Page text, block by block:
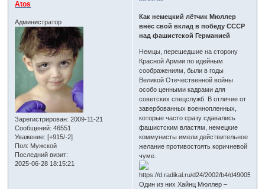
Atos
Администратор
Зарегистрирован: 2009-11-21
Сообщений: 46551
Уважение: [+915/-2]
Пол: Мужской
Последний визит:
2025-06-28 18:15:21
Как немецкий лётчик Мюллер
внёс свой вклад в победу СССР
над фашистской Германией
Немцы, перешедшие на сторону
Красной Армии по идейным
соображениям, были в годы
Великой Отечественной войны
особо ценными кадрами для
советских спецслужб. В отличие от
завербованных военнопленных,
которые часто сразу сдавались
фашистским властям, немецкие
коммунисты имели действительное
желание противостоять коричневой
чуме.
Один из них Хайнц Мюллер –